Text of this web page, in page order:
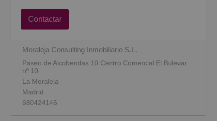
Contactar
Moraleja Consulting Inmobiliario S.L.
Paseo de Alcobendas 10 Centro Comercial El Bulevar
nº 10
La Moraleja
Madrid
680424146